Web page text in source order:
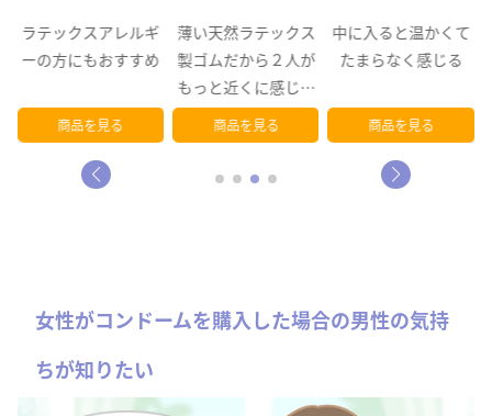
ラテックスアレルギ
ーの方にもおすすめ
商品を見る
薄い天然ラテックス
製ゴムだから２人が
もっと近くに感じら
れる
商品を見る
中に入ると温かくて
たまらなく感じる
商品を見る
女性がコンドームを購入した場合の男性の気持
ちが知りたい